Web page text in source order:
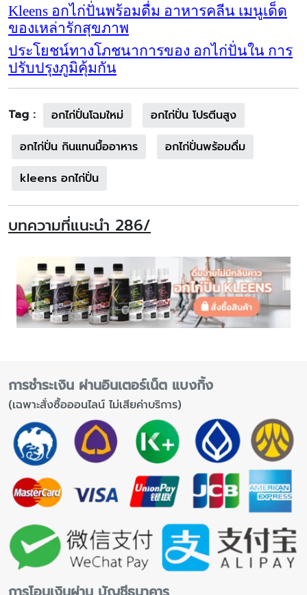
Kleens อกไก่ปั่นพร้อมดื่ม อาหารคลีน เมนูเด็ด
ของเหล่ารักสุขภาพ
ประโยชน์ทางโภชนาการของ อกไก่ปั่นใน การ
ปรับปรุงภูมิคุ้มกัน
Tag : อกไก่ปั่นโฉมใหม่
อกไก่ปั่น โปรตีนสูง
อกไก่ปั่น กินแทนมื้ออาหาร
อกไก่ปั่นพร้อมดื่ม
kleens อกไก่ปั่น
บทความที่แนะนำ 286/
การชำระเงิน ผ่านอินเตอร์เน็ต แบงกิ้ง
(เฉพาะสั่งซื้อออนไลน์ ไม่เสียค่าบริการ)